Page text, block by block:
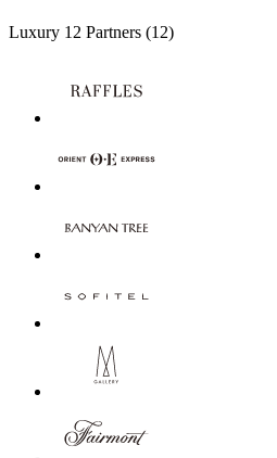
Luxury 12 Partners (12)